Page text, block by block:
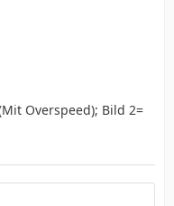
Overspeed); Bild 2=